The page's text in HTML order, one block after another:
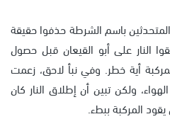
باسم الشرطة حذفوا حقيقة
النار على أبو القيعان قبل حصول
أية خطر. وفي نبأ لاحق، زعمت
ولكن تبين أن إطلاق النار كان
يقود المركبة ببطء.